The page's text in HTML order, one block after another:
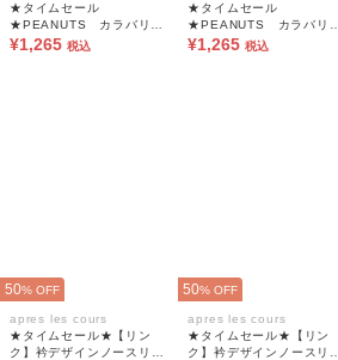
★タイムセール
★PEANUTS カラバリT
シャツ
¥1,265 税込
★タイムセール
★PEANUTS カラバリT
シャツ
¥1,265 税込
50% OFF
apres les cours
★タイムセール★【リン
ク】衿デザインノースリー
50% OFF
apres les cours
★タイムセール★【リン
ク】衿デザインノースリー